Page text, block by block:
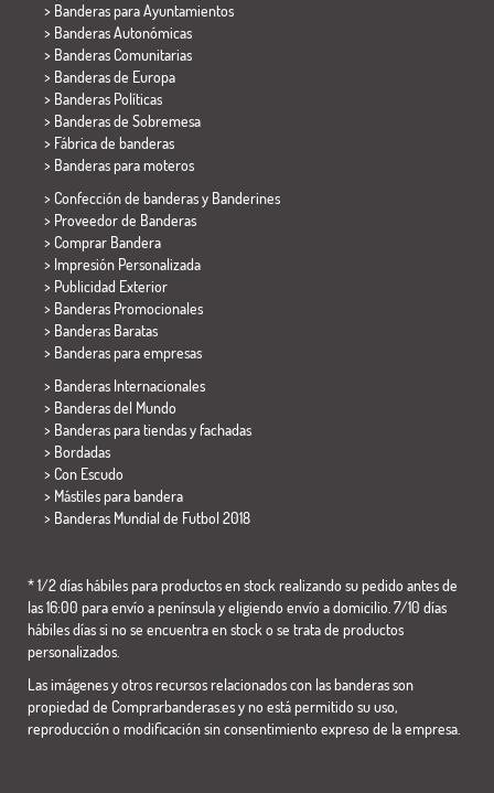
> Banderas para Ayuntamientos
> Banderas Autonómicas
> Banderas Comunitarias
> Banderas de Europa
> Banderas Políticas
> Banderas de Sobremesa
> Fábrica de banderas
> Banderas para moteros
> Confección de banderas y Banderines
> Proveedor de Banderas
> Comprar Bandera
> Impresión Personalizada
> Publicidad Exterior
> Banderas Promocionales
> Banderas Baratas
> Banderas para empresas
> Banderas Internacionales
> Banderas del Mundo
> Banderas para tiendas y fachadas
> Bordadas
> Con Escudo
> Mástiles para bandera
> Banderas Mundial de Futbol 2018
* 1/2 días hábiles para productos en stock realizando su pedido antes de
las 16:00 para envío a península y eligiendo envío a domicilio. 7/10 días
hábiles días si no se encuentra en stock o se trata de productos
personalizados.
Las imágenes y otros recursos relacionados con las banderas son
propiedad de Comprarbanderas.es y no está permitido su uso,
reproducción o modificación sin consentimiento expreso de la empresa.